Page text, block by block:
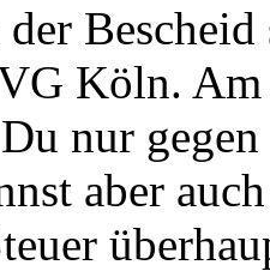
Köln.
nur
aber